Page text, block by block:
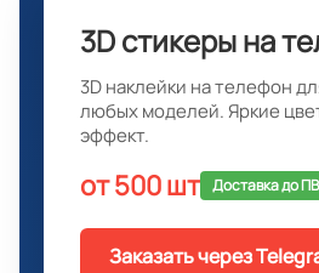
3D стикеры на
3D наклейки на телефон
любых моделей. Яркие
эффект.
от 500 шт Доставка до
Заказать через